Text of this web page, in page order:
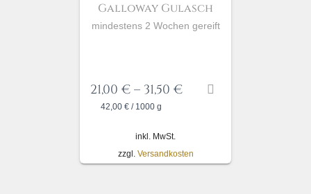
Galloway Gulasch
mindestens 2 Wochen gereift
21,00 € – 31,50 €
42,00 € / 1000 g
inkl. MwSt.
zzgl. Versandkosten